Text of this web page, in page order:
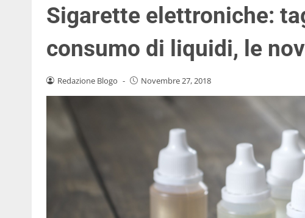
Sigarette elettroniche:
consumo di liquidi, le
Redazione Blogo - Novembre 27, 2018